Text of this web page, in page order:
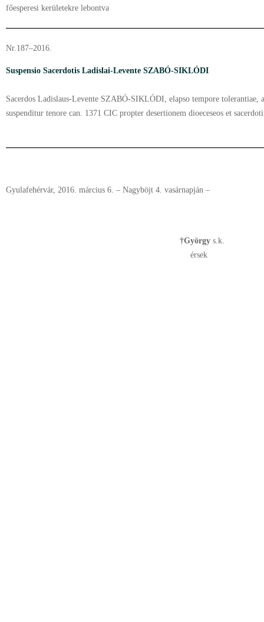
főesperesi kerületekre lebontva
Nr.187–2016.
Suspensio Sacerdotis Ladislai-Levente SZABÓ-SIKLÓDI
Sacerdos Ladislaus-Levente SZABÓ-SIKLÓDI, elapso tempore tolerantiae,
suspenditur tenore can. 1371 CIC propter desertionem dioeceseos et
Gyulafehérvár, 2016. március 6. – Nagyböjt 4. vasárnapján –
†Györgys.k.
érsek